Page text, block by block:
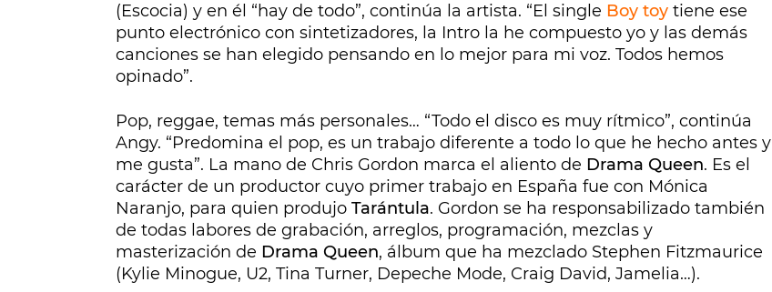
(Escocia) y en él “hay de todo”, continúa la artista. “El single Boy toy tiene ese
punto electrónico con sintetizadores, la Intro la he compuesto yo y las demás
canciones se han elegido pensando en lo mejor para mi voz. Todos hemos
opinado”.
Pop, reggae, temas más personales… “Todo el disco es muy rítmico”, continúa
Angy. “Predomina el pop, es un trabajo diferente a todo lo que he hecho antes y
me gusta”. La mano de Chris Gordon marca el aliento de Drama Queen. Es el
carácter de un productor cuyo primer trabajo en España fue con Mónica
Naranjo, para quien produjo Tarántula. Gordon se ha responsabilizado también
de todas labores de grabación, arreglos, programación, mezclas y
masterización de Drama Queen, álbum que ha mezclado Stephen Fitzmaurice
(Kylie Minogue, U2, Tina Turner, Depeche Mode, Craig David, Jamelia…).